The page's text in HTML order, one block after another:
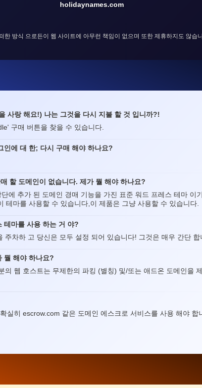
holidaynames.com
한 방식 으로든이 웹 사이트에 아무런 책임이 없으며 또한 제휴하지도 않습
사랑 해요!) 나는 그것을 다시 지불 할 것 입니까?!
구매 버튼을 찾을 수 있습니다.
인에 대 한; 다시 구매 해야 하나요?
할 도메인이 없습니다. 제가 뭘 해야 하나요?
에 추가 된 도메인 경매 기능을 가진 표준 워드 프레스 테마 이
마를 사용할 수 있습니다,이 제품은 그냥 사용할 수 있습니다.
테마를 사용 하는 거 야?
차하 고 당신은 모두 설정 되어 있습니다! 그것은 매우 간단 합
뭘 해야 하나요?
웹 호스트는 무제한의 파킹 (별칭) 및/또는 애드온 도메인을
실히 escrow.com 같은 도메인 에스크로 서비스를 사용 해야 합